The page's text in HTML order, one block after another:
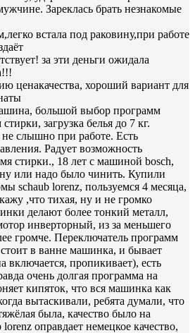
Зареклась брать незнакомые
встала под раковину,при работе
за эти деньги ожидала
ценакачества, хороший вариант для
большой выбор программ
загрузка белья до 7 кг.
не слышно при работе. Есть
Радует возможность
стирки., 18 лет с машиной bosch,
или надо было чинить. Купили
schaub lorenz, пользуемся 4 месяца,
,что тихая, ну и не громко
делают более тонкий металл,
инверторный, из за меньшего
громче. Переключатель программ
в ванне машинка, и бывает
включается, пропикивает), есть
очень долгая программа на
кипяток, что вся машинка как
вытаскивали, ребята думали, что
была, качество было на
оправдает немецкое качество,